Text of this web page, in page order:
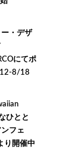
・デザ
にてポ
12-8/18
ひとと
フェ
り開催中